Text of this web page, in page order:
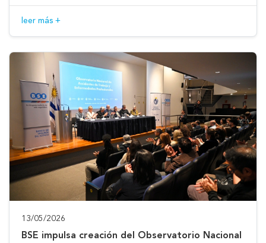
leer más +
13/05/2026
BSE impulsa creación del Observatorio Nacional